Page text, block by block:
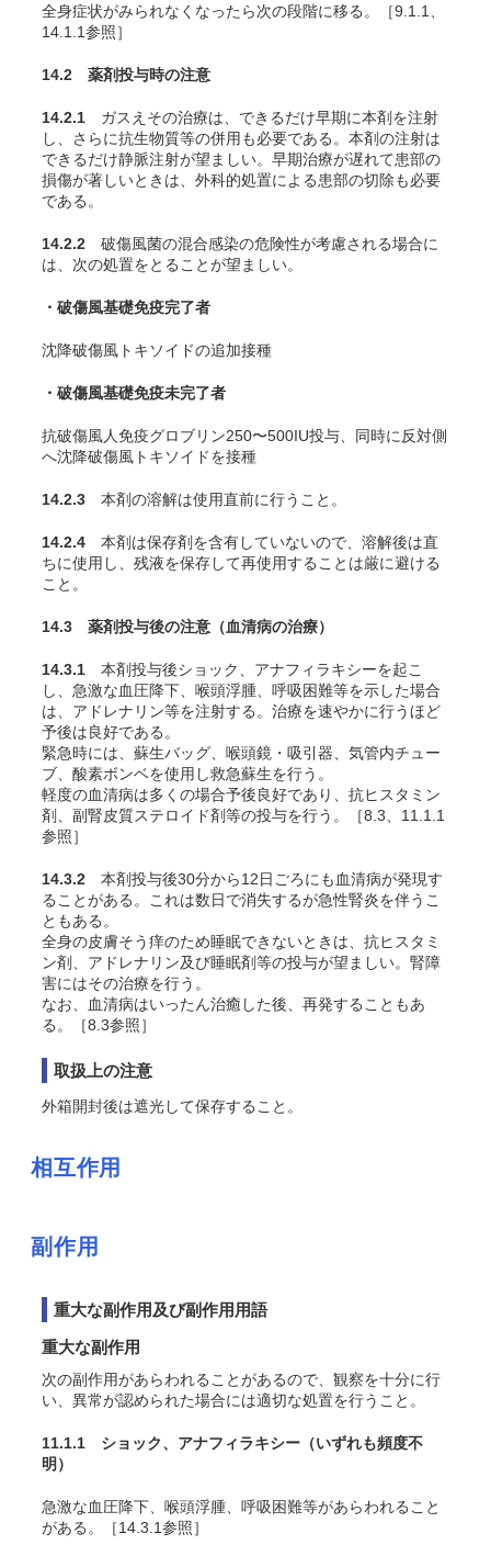
全身症状がみられなくなったら次の段階に移る。［9.1.1、
14.1.1参照］
14.2 薬剤投与時の注意
14.2.1 ガスえその治療は、できるだけ早期に本剤を注射
し、さらに抗生物質等の併用も必要である。本剤の注射は
できるだけ静脈注射が望ましい。早期治療が遅れて患部の
損傷が著しいときは、外科的処置による患部の切除も必要
である。
14.2.2 破傷風菌の混合感染の危険性が考慮される場合に
は、次の処置をとることが望ましい。
・破傷風基礎免疫完了者
沈降破傷風トキソイドの追加接種
・破傷風基礎免疫未完了者
抗破傷風人免疫グロブリン250〜500IU投与、同時に反対側
へ沈降破傷風トキソイドを接種
14.2.3 本剤の溶解は使用直前に行うこと。
14.2.4 本剤は保存剤を含有していないので、溶解後は直
ちに使用し、残液を保存して再使用することは厳に避ける
こと。
14.3 薬剤投与後の注意（血清病の治療）
14.3.1 本剤投与後ショック、アナフィラキシーを起こ
し、急激な血圧降下、喉頭浮腫、呼吸困難等を示した場合
は、アドレナリン等を注射する。治療を速やかに行うほど
予後は良好である。
緊急時には、蘇生バッグ、喉頭鏡・吸引器、気管内チュー
ブ、酸素ボンベを使用し救急蘇生を行う 。
軽度の血清病は多くの場合予後良好であり、抗ヒスタミン
剤、副腎皮質ステロイド剤等の投与を行う。［8.3、11.1.1
参照］
14.3.2 本剤投与後30分から12日ごろにも血清病が発現す
ることがある。これは数日で消失するが急性腎炎を伴うこ
ともある。
全身の皮膚そう痒のため睡眠できないときは、抗ヒスタミ
ン剤、アドレナリン及び睡眠剤等の投与が望ましい。腎障
害にはその治療を行う。
なお、血清病はいったん治癒した後、再発することもあ
る。［8.3参照］
取扱上の注意
外箱開封後は遮光して保存すること。
相互作用
副作用
重大な副作用及び副作用用語
重大な副作用
次の副作用があらわれることがあるので、観察を十分に行
い、異常が認められた場合には適切な処置を行うこと。
11.1.1 ショック、アナフィラキシー （いずれも頻度不
明）
急激な血圧降下、喉頭浮腫、呼吸困難等があらわれること
がある 。［14.3.1参照］